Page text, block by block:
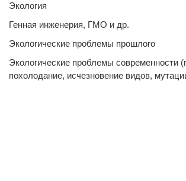
Экология
Генная инженерия, ГМО и др.
Экологические проблемы прошлого
Экологические проблемы современности
похолодание, исчезновение видов,